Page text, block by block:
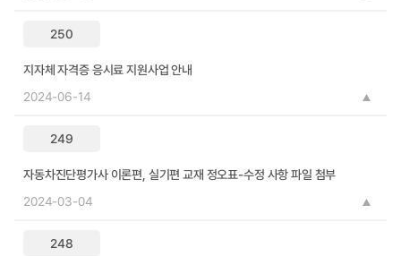
250
지자체 자격증 응시료 지원사업 안내
2024-06-14
249
자동차진단평가사 이론편, 실기편 교재 정오표-수정 사항 파일 첨부
2024-03-04
248